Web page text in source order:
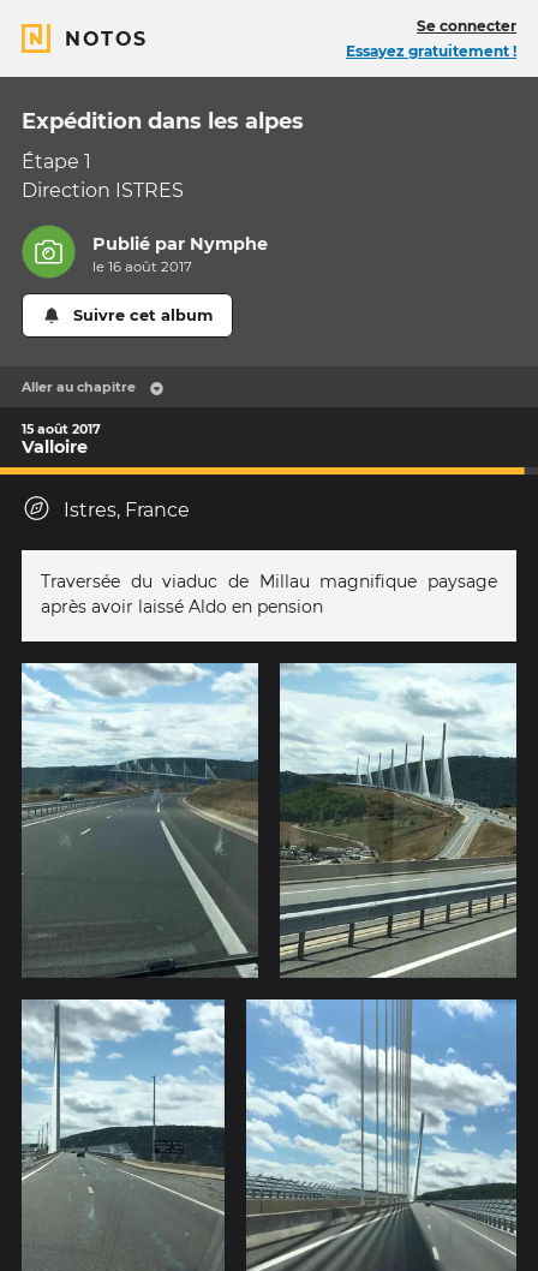
NOTOS
Se connecter
Essayez gratuitement !
Expédition dans les alpes
Étape 1
Direction ISTRES
Publié par Nymphe
le 16 août 2017
Suivre cet album
Aller au chapitre
15 août 2017
Valloire
Istres, France
Traversée du viaduc de Millau magnifique paysage
après avoir laissé Aldo en pension